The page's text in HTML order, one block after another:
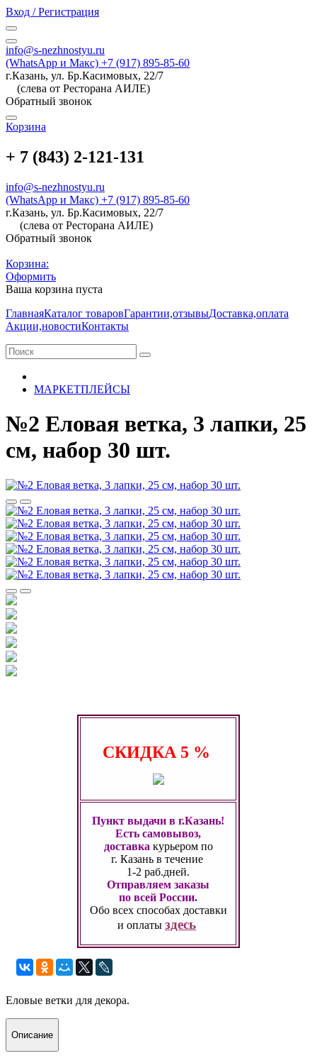
Вход / Регистрация
info@s-nezhnostyu.ru
(WhatsApp и Макс) +7 (917) 895-85-60
г.Казань, ул. Бр.Касимовых, 22/7
(слева от Ресторана АИЛЕ)
Обратный звонок
Корзина
+ 7 (843) 2-121-131
info@s-nezhnostyu.ru
(WhatsApp и Макс) +7 (917) 895-85-60
г.Казань, ул. Бр.Касимовых, 22/7
(слева от Ресторана АИЛЕ)
Обратный звонок
Корзина:
Оформить
Ваша корзина пуста
ГлавнаяКаталог товаровГарантии,отзывыДоставка,оплата
Акции,новостиКонтакты
МАРКЕТПЛЕЙСЫ
№2 Еловая ветка, 3 лапки, 25
см, набор 30 шт.
СКИДКА 5 %
Пункт выдачи в г.Казань!
Есть самовывоз,
доставка курьером по
г. Казань в течение
1-2 раб.дней.
Отправляем заказы
по всей России.
Обо всех способах доставки
и оплатыздесь
Еловые ветки для декора.
Описание